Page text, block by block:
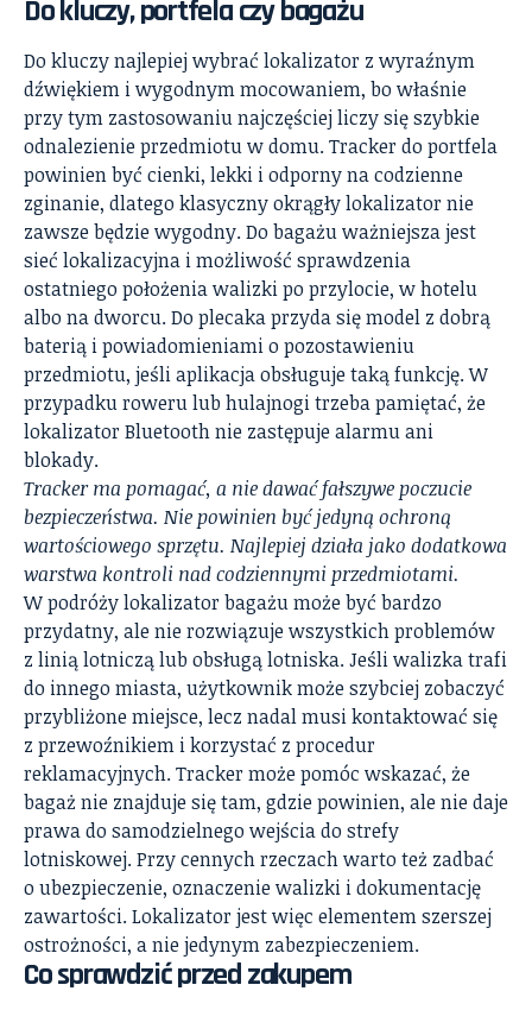
Do kluczy, portfela czy bagażu
Do kluczy najlepiej wybrać lokalizator z wyraźnym
dźwiękiem i wygodnym mocowaniem, bo właśnie
przy tym zastosowaniu najczęściej liczy się szybkie
odnalezienie przedmiotu w domu. Tracker do portfela
powinien być cienki, lekki i odporny na codzienne
zginanie, dlatego klasyczny okrągły lokalizator nie
zawsze będzie wygodny. Do bagażu ważniejsza jest
sieć lokalizacyjna i możliwość sprawdzenia
ostatniego położenia walizki po przylocie, w hotelu
albo na dworcu. Do plecaka przyda się model z dobrą
baterią i powiadomieniami o pozostawieniu
przedmiotu, jeśli aplikacja obsługuje taką funkcję. W
przypadku roweru lub hulajnogi trzeba pamiętać, że
lokalizator Bluetooth nie zastępuje alarmu ani
blokady.
Tracker ma pomagać, a nie dawać fałszywe poczucie
bezpieczeństwa. Nie powinien być jedyną ochroną
wartościowego sprzętu. Najlepiej działa jako dodatkowa
warstwa kontroli nad codziennymi przedmiotami.
W podróży lokalizator bagażu może być bardzo
przydatny, ale nie rozwiązuje wszystkich problemów
z linią lotniczą lub obsługą lotniska. Jeśli walizka trafi
do innego miasta, użytkownik może szybciej zobaczyć
przybliżone miejsce, lecz nadal musi kontaktować się
z przewoźnikiem i korzystać z procedur
reklamacyjnych. Tracker może pomóc wskazać, że
bagaż nie znajduje się tam, gdzie powinien, ale nie daje
prawa do samodzielnego wejścia do strefy
lotniskowej. Przy cennych rzeczach warto też zadbać
o ubezpieczenie, oznaczenie walizki i dokumentację
zawartości. Lokalizator jest więc elementem szerszej
ostrożności, a nie jedynym zabezpieczeniem.
Co sprawdzić przed zakupem